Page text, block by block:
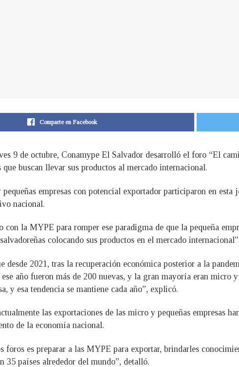
Comparte en Facebook
9 de octubre, Conamype El Salvador desarrolló el foro “El
que buscan llevar sus productos al mercado internacional.
empresas con potencial exportador participaron en
nacional.
con la MYPE para romper ese paradigma de que la pequeña
salvadoreñas colocando sus productos en el mercado
desde 2021, tras la recuperación económica posterior a la
ese año fueron más de 200 nuevas, y la gran mayoría eran
y esa tendencia se mantiene cada año”, explicó.
las exportaciones de las micro y pequeñas empresas
de la economía nacional.
foros es preparar a las MYPE para exportar, brindarles
35 países alrededor del mundo”, detalló.